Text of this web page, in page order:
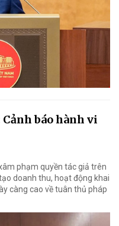
báo hành vi
phạm quyền tác giả trên
doanh thu, hoạt động khai
càng cao về tuân thủ pháp